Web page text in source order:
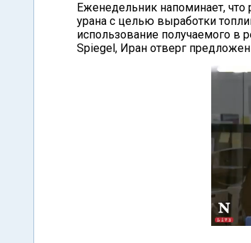
Еженедельник напоминает,
урана с целью выработки
использование получаемого в
Spiegel, Иран отверг